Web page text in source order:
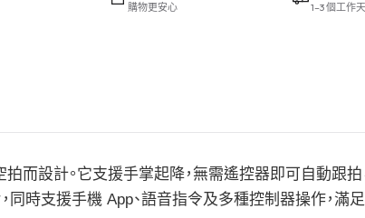
購物更安心 1–3 個工作天
而設計。它支援手掌起降，無需遙控器即可自動跟
時支援手機 App、語音指令及多種控制器操作，滿